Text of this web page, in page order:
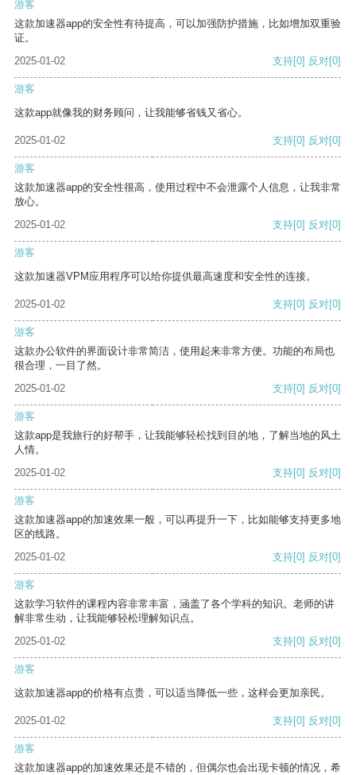
游客
这款加速器app的安全性有待提高，可以加强防护措施，比如增加双重验
证。
2025-01-02
支持[0] 反对[0]
游客
这款app就像我的财务顾问，让我能够省钱又省心。
2025-01-02 支持[0] 反对[0]
游客
这款加速器app的安全性很高，使用过程中不会泄露个人信息，让我非常
放心。
2025-01-02
支持[0] 反对[0]
游客
这款加速器VPM应用程序可以给你提供最高速度和安全性的连接。
2025-01-02 支持[0] 反对[0]
游客
这款办公软件的界面设计非常简洁，使用起来非常方便。功能的布局也
很合理，一目了然。
2025-01-02
支持[0] 反对[0]
游客
这款app是我旅行的好帮手，让我能够轻松找到目的地，了解当地的风土
人情。
2025-01-02
支持[0] 反对[0]
游客
这款加速器app的加速效果一般，可以再提升一下，比如能够支持更多地
区的线路。
2025-01-02
支持[0] 反对[0]
游客
这款学习软件的课程内容非常丰富，涵盖了各个学科的知识。老师的讲
解非常生动，让我能够轻松理解知识点。
2025-01-02
支持[0] 反对[0]
游客
这款加速器app的价格有点贵，可以适当降低一些，这样会更加亲民。
2025-01-02 支持[0] 反对[0]
游客
这款加速器app的加速效果还是不错的，但偶尔也会出现卡顿的情况，希